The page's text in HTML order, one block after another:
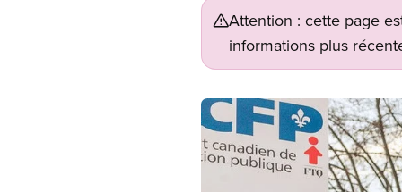
Attention : cette page
informations plus
Image